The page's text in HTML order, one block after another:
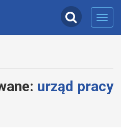
urząd pracy